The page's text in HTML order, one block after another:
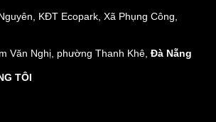
KĐT Ecopark, Xã Phụng Công,
Văn Nghị, phường Thanh Khê, Đà Nẵng
TÔI